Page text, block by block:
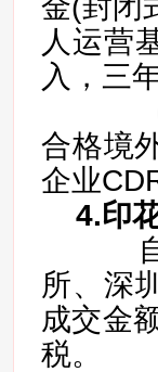
金(封闭
人运营
入，三
（4
合格境
企业
4.印
自
所、深
成交金
税。